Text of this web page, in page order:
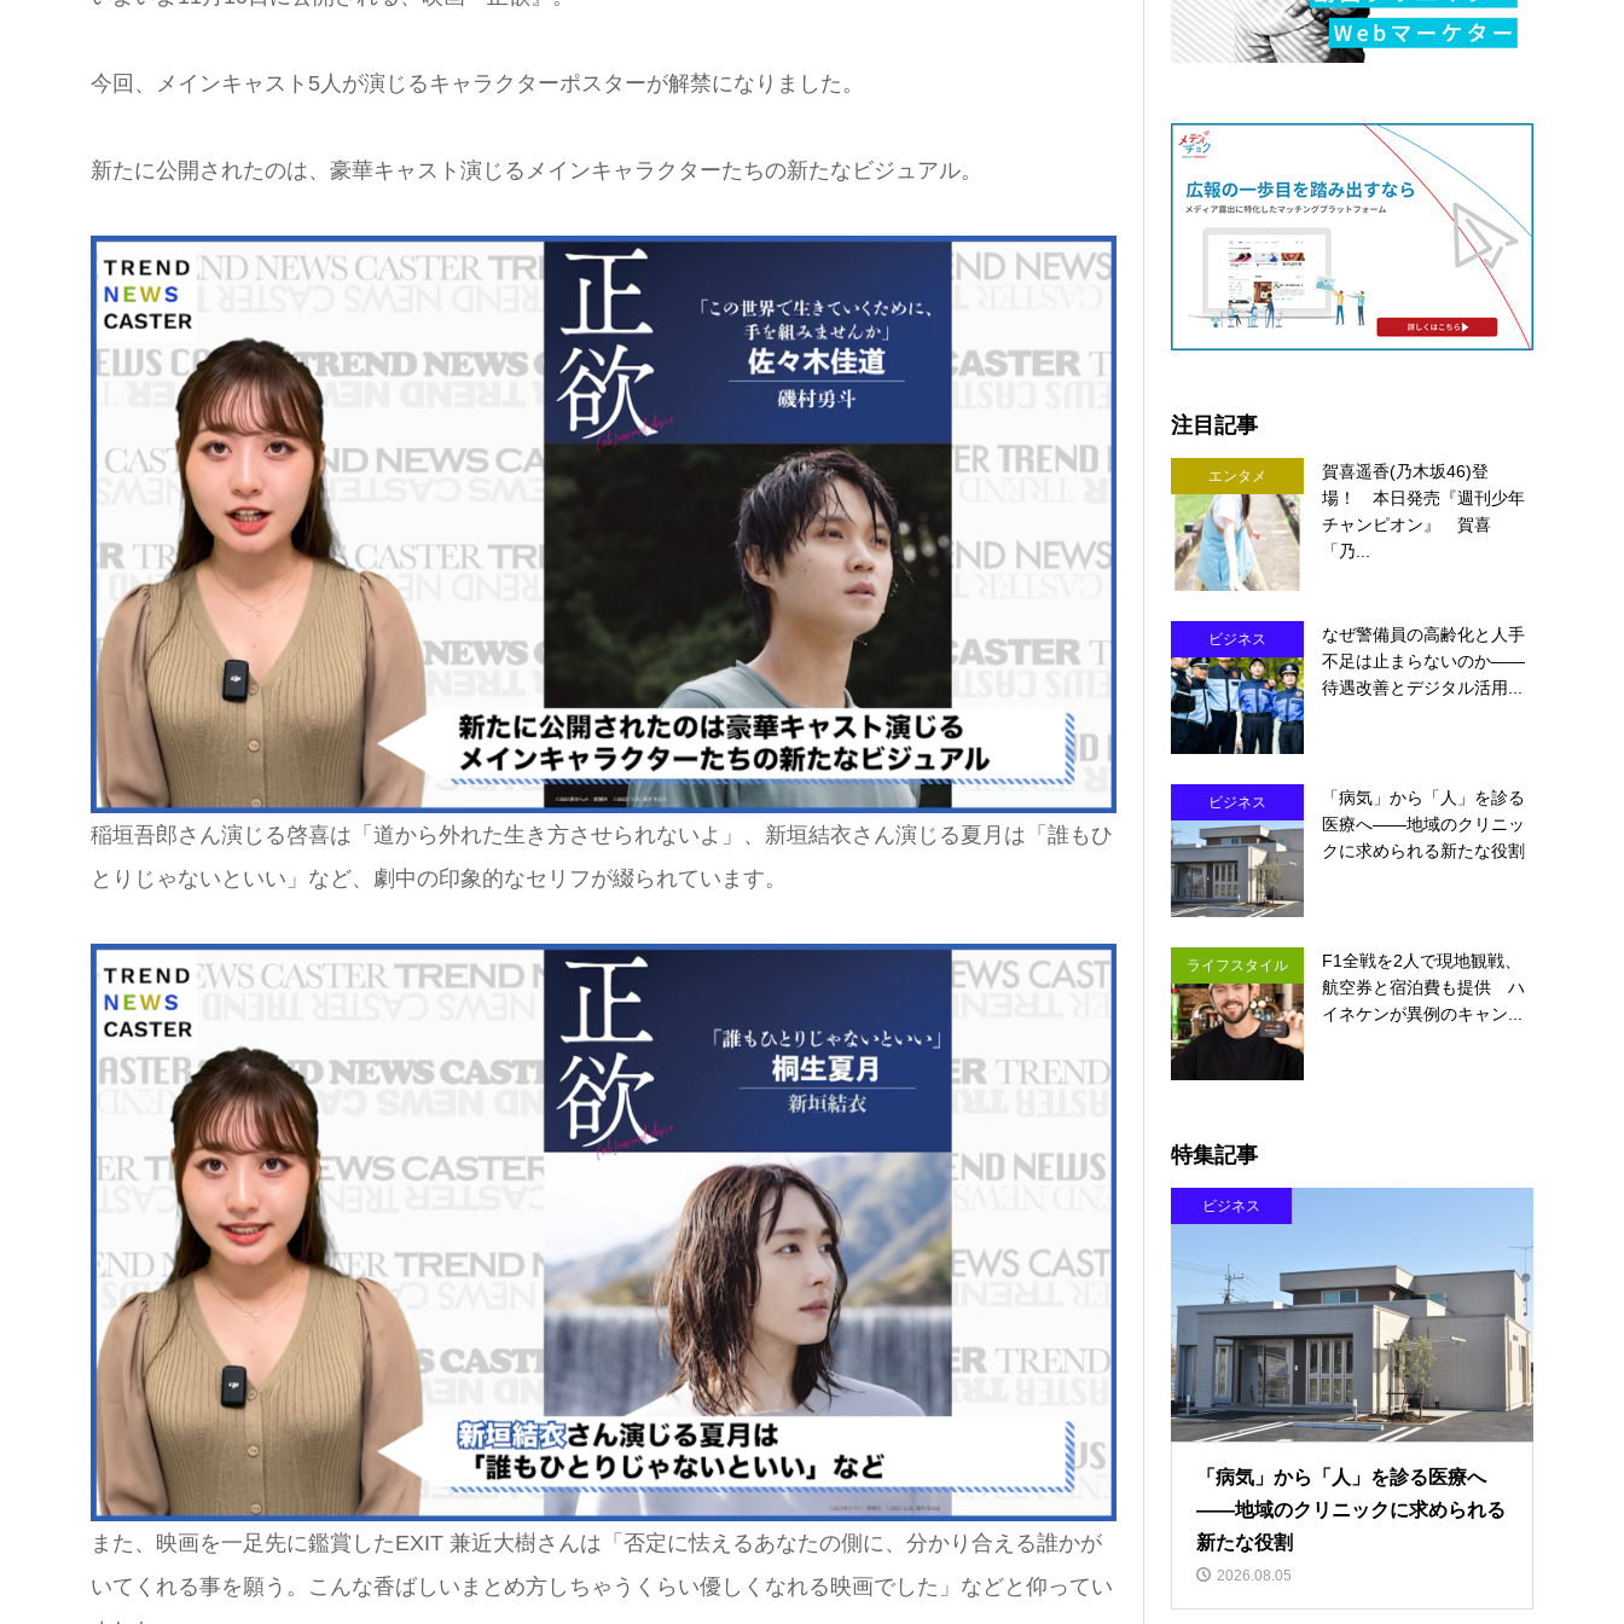
今回、メインキャスト5人が演じるキャラクターポスターが解禁になりました。
新たに公開されたのは、豪華キャスト演じるメインキャラクターたちの新たなビジュアル。
稲垣吾郎さん演じる啓喜は「道から外れた生き方させられないよ」、新垣結衣さん演じる夏月は「誰もひ
とりじゃないといい」など、劇中の印象的なセリフが綴られています。
また、映画を一足先に鑑賞したEXIT 兼近大樹さんは「否定に怯えるあなたの側に、分かり合える誰かが
いてくれる事を願う。こんな香ばしいまとめ方しちゃうくらい優しくなれる映画でした」などと仰ってい
注目記事
エンタメ
賀喜遥香(乃木坂46)登
場！ 本日発売『週刊少年
チャンピオン』 賀喜
「乃...
ビジネス
なぜ警備員の高齢化と人手
不足は止まらないのか――
待遇改善とデジタル活用...
ビジネス
「病気」から「人」を診る
医療へ――地域のクリニッ
クに求められる新たな役割
ライフスタイル
F1全戦を2人で現地観戦、
航空券と宿泊費も提供 ハ
イネケンが異例のキャン...
特集記事
ビジネス
「病気」から「人」を診る医療へ
――地域のクリニックに求められる
新たな役割
2026.08.05